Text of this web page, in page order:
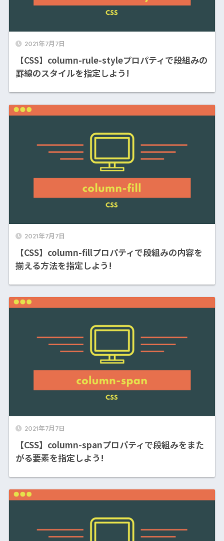
2021年7月7日
【CSS】column-rule-styleプロパティで段組みの
罫線のスタイルを指定しよう!
2021年7月7日
【CSS】column-fillプロパティで段組みの内容を
揃える方法を指定しよう!
2021年7月7日
【CSS】column-spanプロパティで段組みをまた
がる要素を指定しよう!